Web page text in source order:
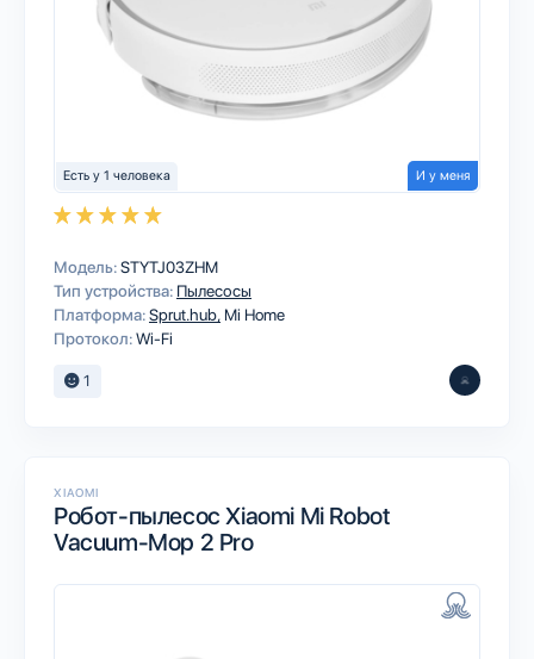
Есть у 1 человека И у меня
Модель:STYTJ03ZHM
Тип устройства: Пылесосы
Платформа:Sprut.hub Mi Home
Протокол:Wi-Fi
1
XIAOMI
Робот-пылесос Xiaomi Mi Robot
Vacuum-Mop 2 Pro